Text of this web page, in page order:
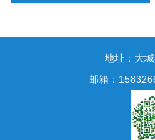
新一代生物质木屑颗粒燃烧机无需人工操作
地址：大
邮箱：